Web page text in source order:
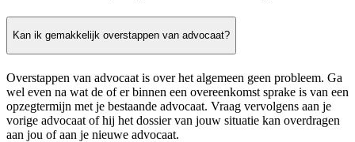
Kan ik gemakkelijk overstappen van advocaat?
Overstappen van advocaat is over het algemeen geen probleem. Ga
wel even na wat de of er binnen een overeenkomst sprake is van een
opzegtermijn met je bestaande advocaat. Vraag vervolgens aan je
vorige advocaat of hij het dossier van jouw situatie kan overdragen
aan jou of aan je nieuwe advocaat.